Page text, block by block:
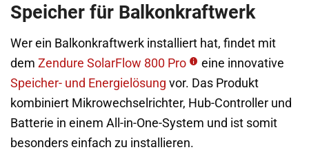
Speicher für Balkonkraftwerk
Wer ein Balkonkraftwerk installiert hat, findet mit
dem Zendure SolarFlow 800 Pro
eine innovative
Speicher- und Energielösung vor. Das Produkt
kombiniert Mikrowechselrichter, Hub-Controller und
Batterie in einem All-in-One-System und ist somit
besonders einfach zu installieren.